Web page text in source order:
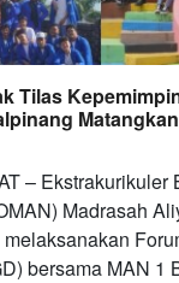
Tilas
– Ekstrakurikuler
Madrasah
bersama MAN 1